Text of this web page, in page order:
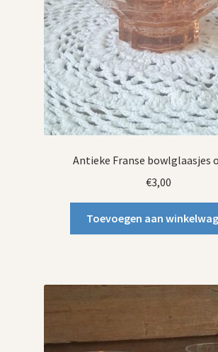
Antieke Franse bowlglaasjes
€3,00
Toevoegen aan